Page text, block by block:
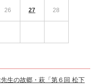
26 27 28
生の故郷・萩「第６回 松下